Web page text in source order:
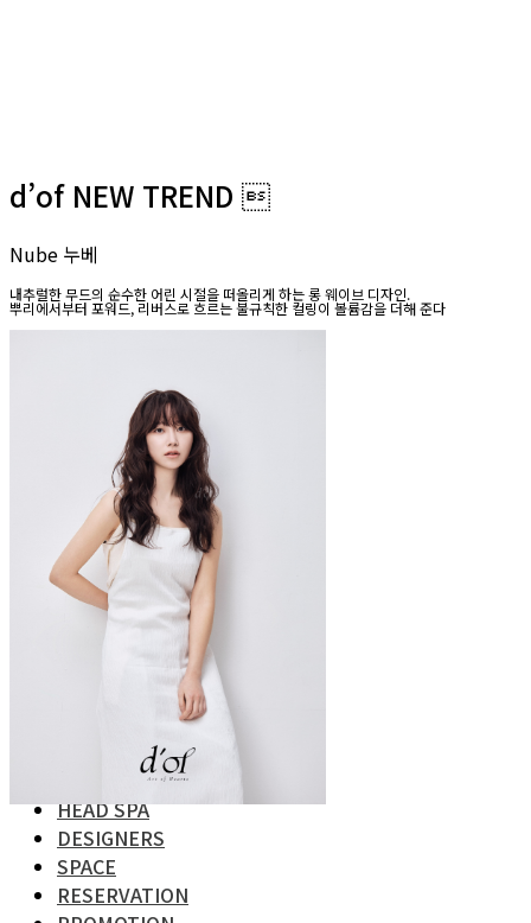
d’of NEW TREND 
Nube 누베
내추럴한 무드의 순수한 어린 시절을 떠올리게 하는 롱 웨이브 디자인.
뿌리에서부터 포워드, 리버스로 흐르는 불규칙한 컬링이 볼륨감을 더해 준다
예약문의 02.540.7633
서울 강남구 논현로140길 28 1, 2층
10:00 - 18:30 (월 휴무)
Copyright 2026 ©D. of dosan
BRAND
STYLE
월간 디오브
Hair Trend
MEDIUM
LONG
HEAD SPA
DESIGNERS
SPACE
RESERVATION